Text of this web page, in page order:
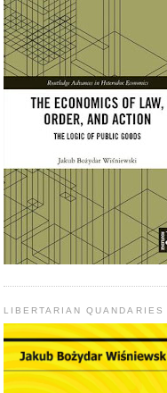
LIBERTARIAN QUANDARIES